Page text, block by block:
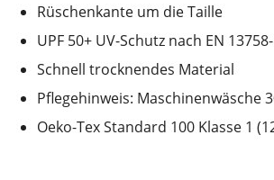
Rüschenkante um die Taille
UPF 50+ UV-Schutz nach EN
Schnell trocknendes Material
Pflegehinweis: Maschinenwäsche
Oeko-Tex Standard 100 Klasse 1